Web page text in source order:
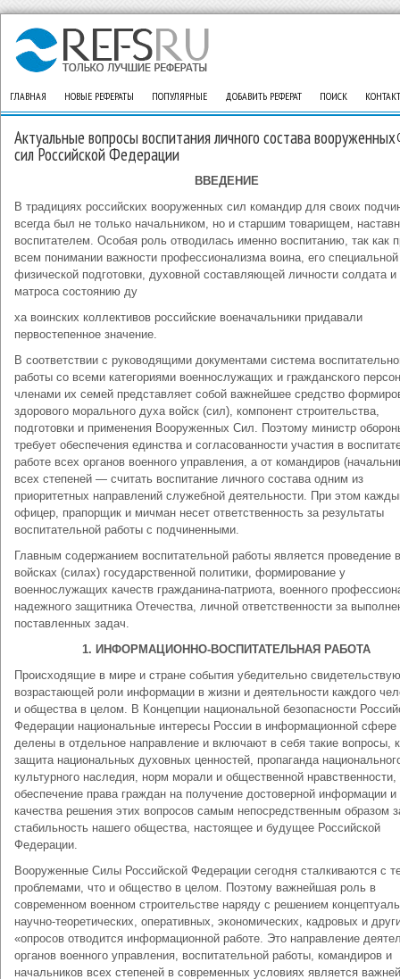
ГЛАВНАЯ НОВЫЕ РЕФЕРАТЫ ПОПУЛЯРНЫЕ ДОБАВИТЬ РЕФЕРАТ ПОИСК
Актуальные вопросы воспитания личного состава вооруженных
сил Российской Федерации
ВВЕДЕНИЕ
В традициях российских вооруженных сил командир для своих
всегда был не только начальником, но и старшим товарищем,
воспитателем. Особая роль отводилась именно воспитанию, так как
всем понимании важности профессионализма воина, его
физиче­ской подготовки, духовной составляющей личности солдата и
матроса состоянию ду
ха воинских коллективов российские вое­начальники придавали
первостепенное значение.
В соответствии с руководящими документами система
работы со всеми категориями военнослужащих и гражданского
членами их семей представляет собой важнейшее средство
здорового морального духа войск (сил), компонент строительства,
подготовки и примене­ния Вооруженных Сил. Поэтому министр
требует обеспечения единства и согласованности участия в
работе всех органов военного управления, а от командиров
всех степеней — считать воспитание лич­ного состава одним из
приоритетных направлений служебной деятельности. При этом
офицер, прапорщик и мичман несет ответственность за результаты
воспитательной работы с подчиненными.
Главным содержанием воспитательной работы является про­ведение в
войсках (силах) государственной политики, формиро­вание у
военнослужащих качеств гражданина-патриота, военного
надежного защитника Отечества, личной ответ­ственности за
поставленных задач.
1. ИНФОРМАЦИОННО-ВОСПИТАТЕЛЬНАЯ РАБОТА
Происходящие в мире и стране события убедительно
возрастающей роли информации в жизни и деятельности каждого
и общества в целом. В Кон­цепции национальной безопасности
Федерации национальные интересы России в информационной
делены в отдельное направление и включают в себя такие во­просы,
защита национальных духовных ценностей, пропа­ганда
культурного наследия, норм морали и общественной нравственности,
обеспечение права граждан на получение достоверной информации
качества реше­ния этих вопросов самым непосредственным образом
стабильность нашего общества, настоящее и будущее Россий­ской
Федерации.
Вооруженные Силы Российской Федерации сегодня стал­киваются с
проблемами, что и общество в целом. По­этому важнейшая роль в
современном военном строительстве наряду с решением
научно-теоретических, оперативных, экономических, кадровых и
«опросов отводится информационной работе. Это направление
органов военного управления, воспитательной работы, командиров и
начальников всех степеней в современных ус­ловиях является